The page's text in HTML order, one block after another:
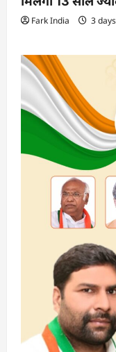
Fark India 3